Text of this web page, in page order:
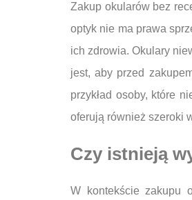
Zakup okularów bez
optyk nie ma prawa
ich zdrowia. Okulary
jest, aby przed
przykład osoby, które
oferują również szeroki
Czy istnieją
W kontekście zakupu